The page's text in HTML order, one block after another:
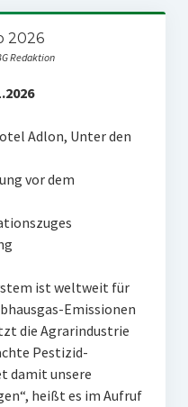
2026
Redaktion
Adlon, Unter den
vor dem
ist weltweit für
Emissionen
die Agrarindustrie
Pestizid-
damit unsere
heißt es im Aufruf